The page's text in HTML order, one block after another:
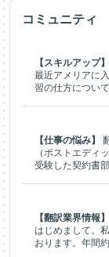
コミュニティ
【スキルアップ】
最近アメリアに
習の仕方につい
【仕事の悩み】
（ポストエディ
受験した契約書
【翻訳業界情報】
はじめまして。
おります。年間